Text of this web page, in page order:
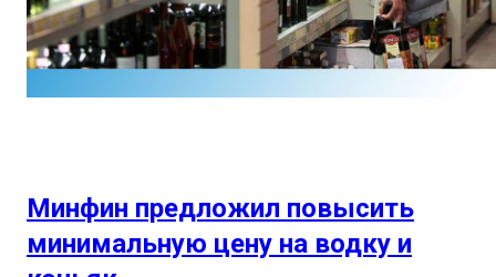
Минфин предложил повысить
минимальную цену на водку и